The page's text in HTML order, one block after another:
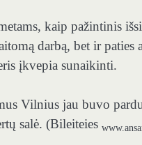
kaip pažintinis
darbą, bet ir paties
įkvepia sunaikinti.
Vilnius jau buvo
salė. (Bileiteies